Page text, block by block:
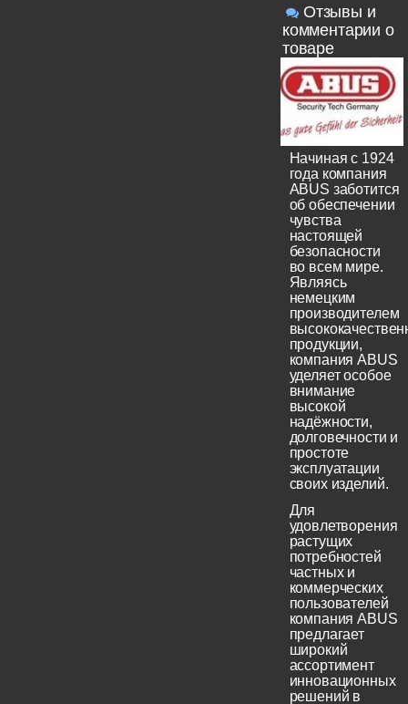
Отзывы и
комментарии о
товаре
Начиная с 1924
года компания
ABUS заботится
об обеспечении
чувства
настоящей
безопасности
во всем мире.
Являясь
немецким
производителем
продукции,
компания ABUS
уделяет особое
внимание
высокой
надёжности,
долговечности и
простоте
эксплуатации
своих изделий.
Для
удовлетворения
растущих
потребностей
частных и
коммерческих
пользователей
компания ABUS
предлагает
широкий
ассортимент
инновационных
решений в